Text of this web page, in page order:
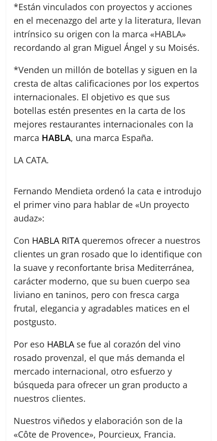
*Están vinculados con proyectos y acciones
en el mecenazgo del arte y la literatura, llevan
intrínsico su origen con la marca «HABLA»
recordando al gran Miguel Ángel y su Moisés.
*Venden un millón de botellas y siguen en la
cresta de altas calificaciones por los expertos
internacionales. El objetivo es que sus
botellas estén presentes en la carta de los
mejores restaurantes internacionales con la
marca HABLA, una marca España.
LA CATA.
Fernando Mendieta ordenó la cata e introdujo
el primer vino para hablar de «Un proyecto
audaz»:
Con HABLA RITA queremos ofrecer a nuestros
clientes un gran rosado que lo identifique con
la suave y reconfortante brisa Mediterránea,
carácter moderno, que su buen cuerpo sea
liviano en taninos, pero con fresca carga
frutal, elegancia y agradables matices en el
postgusto.
Por eso HABLA se fue al corazón del vino
rosado provenzal, el que más demanda el
mercado internacional, otro esfuerzo y
búsqueda para ofrecer un gran producto a
nuestros clientes.
Nuestros viñedos y elaboración son de la
«Côte de Provence», Pourcieux, Francia.